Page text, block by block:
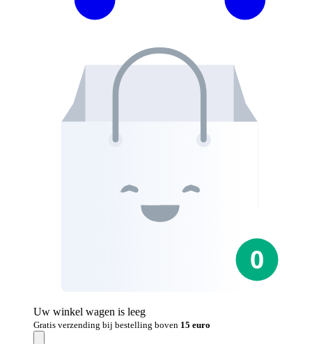
Uw winkel wagen is leeg
Gratis verzending bij bestelling boven 15 euro